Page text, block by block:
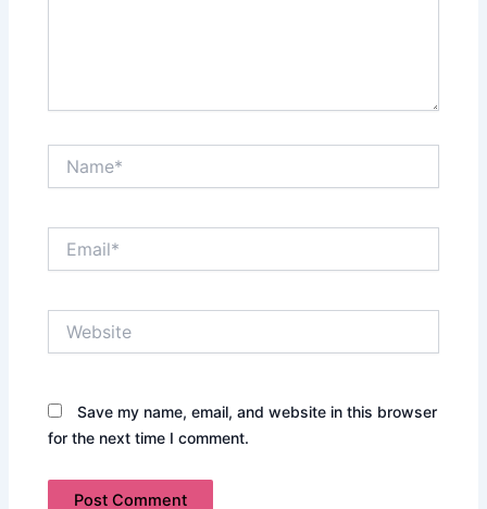
Save my name, email, and website in this browser
for the next time I comment.